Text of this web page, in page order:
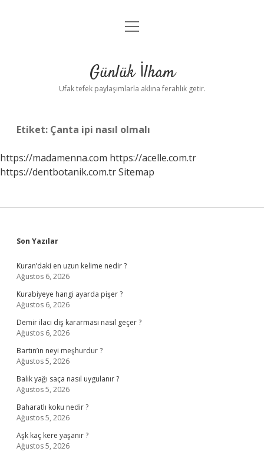
Anasayfa
Yasal Uyarı
menüyü
Günlük İlham
Ufak tefek paylaşımlarla aklına ferahlık getir.
Etiket: Çanta ipi nasıl olmalı
https://madamenna.com https://acelle.com.tr
https://dentbotanik.com.trSitemap
Sidebar
Son Yazılar
Kuran’daki en uzun kelime nedir ?
Ağustos 6, 2026
Kurabiyeye hangi ayarda pişer ?
Ağustos 6, 2026
Demir ilacı diş kararması nasıl geçer ?
Ağustos 6, 2026
Bartın’ın neyi meşhurdur ?
Ağustos 5, 2026
Balık yağı saça nasıl uygulanır ?
Ağustos 5, 2026
Baharatlı koku nedir ?
Ağustos 5, 2026
Aşk kaç kere yaşanır ?
Ağustos 5, 2026